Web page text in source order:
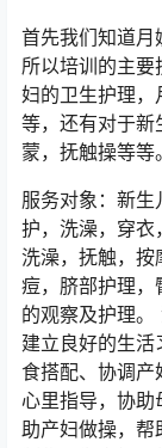
首先我们知道月
所以培训的主
妇的卫生护理，
等，还有对于新
蒙，抚触操等等。
服务对象：新
护，洗澡，穿衣
洗澡，抚触，按
痘，脐部护理，
的观察及护理。
建立良好的生
食搭配、协调产
心里指导，协助
助产妇做操，帮